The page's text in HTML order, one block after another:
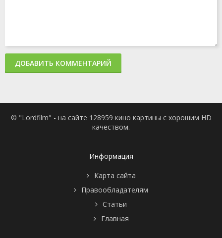
ДОБАВИТЬ КОММЕНТАРИЙ
© "Lordfilm" - на сайте 128959 кино картины с хорошим HD
качеством.
Информация
Карта сайта
Правообладателям
Статьи
Главная